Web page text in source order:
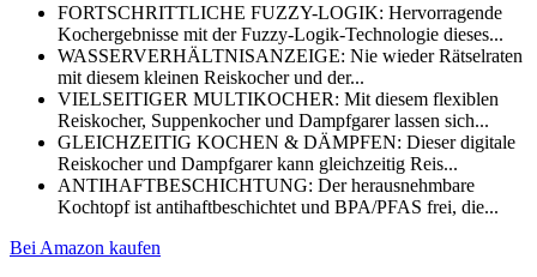
FORTSCHRITTLICHE FUZZY-LOGIK: Hervorragende
Kochergebnisse mit der Fuzzy-Logik-Technologie dieses...
WASSERVERHÄLTNISANZEIGE: Nie wieder Rätselraten
mit diesem kleinen Reiskocher und der...
VIELSEITIGER MULTIKOCHER: Mit diesem flexiblen
Reiskocher, Suppenkocher und Dampfgarer lassen sich...
GLEICHZEITIG KOCHEN & DÄMPFEN: Dieser digitale
Reiskocher und Dampfgarer kann gleichzeitig Reis...
ANTIHAFTBESCHICHTUNG: Der herausnehmbare
Kochtopf ist antihaftbeschichtet und BPA/PFAS frei, die...
Bei Amazon kaufen